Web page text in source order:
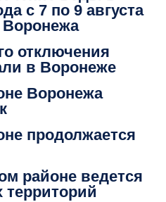
с 7 по 9 августа
отключения
в Воронеже
Воронежа
продолжается
районе ведется